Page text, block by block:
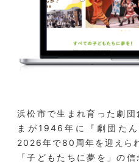
浜松市で生まれ育った劇
まが1946年に『劇団た
2026年で80周年を迎えら
「子どもたちに夢を」の